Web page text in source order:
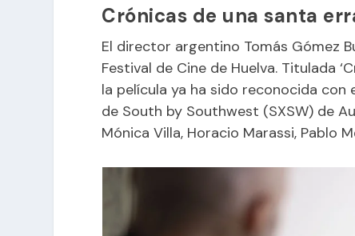
Crónicas de una santa
El director argentino Tomás Gómez
Festival de Cine de Huelva. Titulada
la película ya ha sido reconocida con
de South by Southwest (SXSW) de
Mónica Villa, Horacio Marassi, Pablo